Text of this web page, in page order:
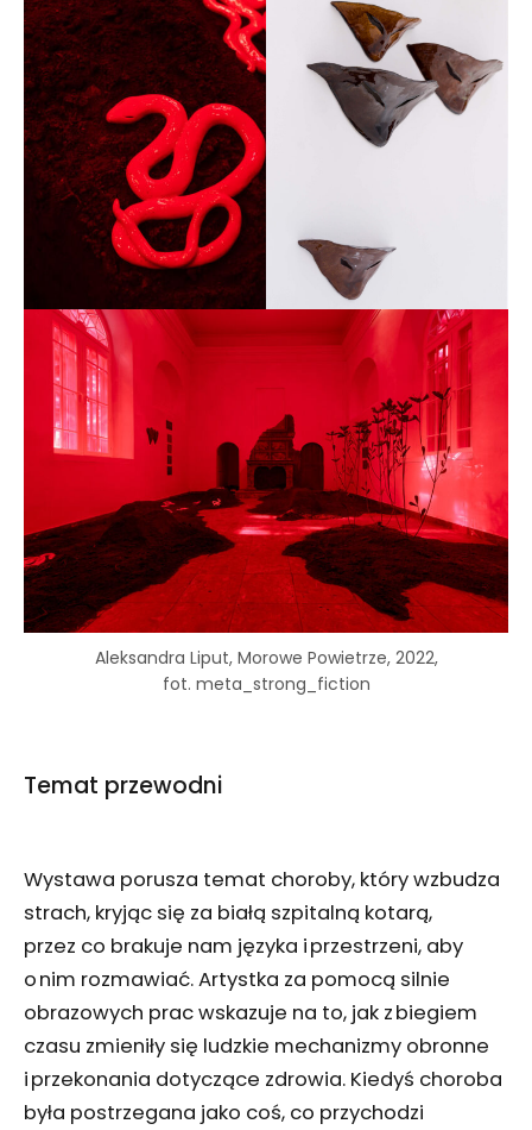
Aleksandra Liput, Morowe Powietrze, 2022,
fot. meta_strong_fiction
Temat przewodni
Wystawa porusza temat choroby, który wzbudza
strach, kryjąc się za białą szpitalną kotarą,
przez co brakuje nam języka i przestrzeni, aby
o nim rozmawiać. Artystka za pomocą silnie
obrazowych prac wskazuje na to, jak z biegiem
czasu zmieniły się ludzkie mechanizmy obronne
i przekonania dotyczące zdrowia. Kiedyś choroba
była postrzegana jako coś, co przychodzi